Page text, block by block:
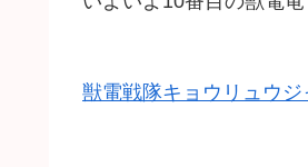
獣電戦隊キョウリュウ